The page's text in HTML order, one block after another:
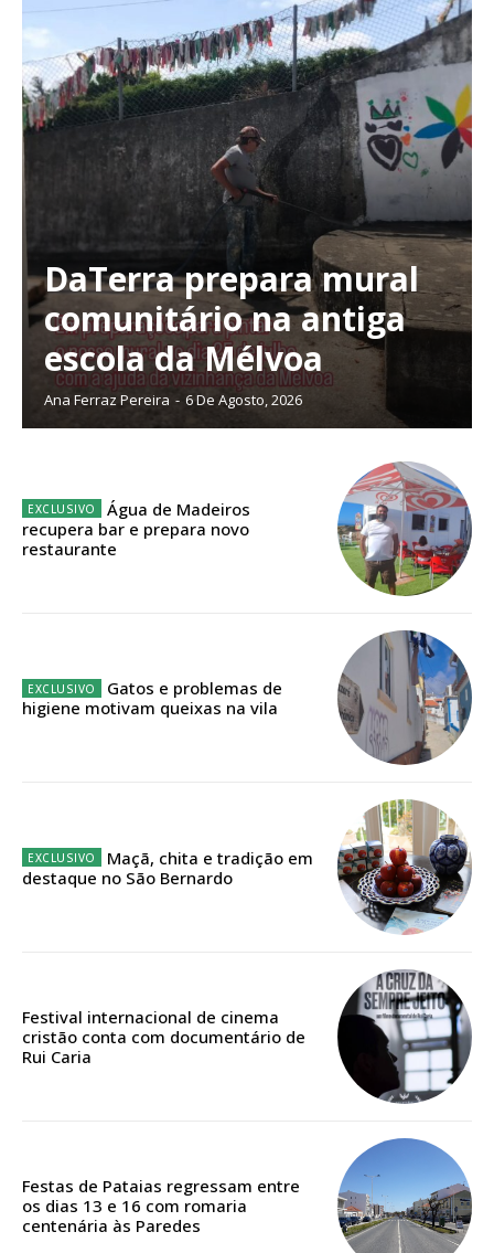
Planos de Assinatura
Faça-se assinante do Região de Cister e ajude-nos a manter este serviço
público!
Sendo assinante terá acesso a todos os conteúdos exclusivos e versões
digitais.
Escolha o plano de assinatura desejado:
ASSINATURA
Edição em papel entregue à Quinta-feira em sua
Acesso aos conteúdos Exclusivos para
assinantes
Ofertas para assinatura anual
12 meses
DaTerra prepara mural
comunitário na antiga
escola da Mélvoa
Ana Ferraz Pereira - 6 De Agosto, 2026
Água de Madeiros
recupera bar e prepara novo
restaurante
Gatos e problemas de
higiene motivam queixas na vila
Maçã, chita e tradição em
destaque no São Bernardo
Festival internacional de cinema
cristão conta com documentário de
Rui Caria
Festas de Pataias regressam entre
os dias 13 e 16 com romaria
centenária às Paredes